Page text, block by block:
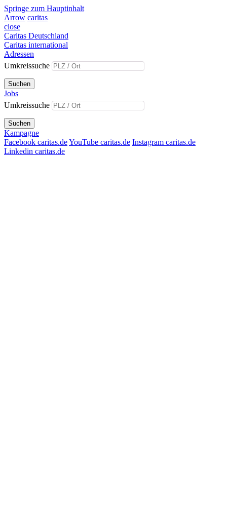
Springe zum Hauptinhalt
Arrow caritas
close
Caritas Deutschland
Caritas international
Adressen
Umkreissuche
Suchen
Jobs
Umkreissuche
Suchen
Kampagne
Facebook caritas.deYouTube caritas.de Instagram caritas.de
Linkedin caritas.de